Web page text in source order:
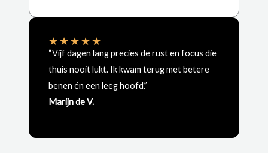
★★★★★
“Vijf dagen lang precies de rust en focus die
thuis nooit lukt. Ik kwam terug met betere
benen én een leeg hoofd.”
Marijn de V.